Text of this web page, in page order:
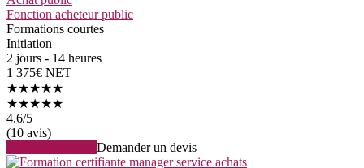
Fonction acheteur public
Formations courtes
Initiation
2 jours - 14 heures
1 375€ NET
★★★★★
★★★★★
4.6/5
(10 avis)
Demander un devis